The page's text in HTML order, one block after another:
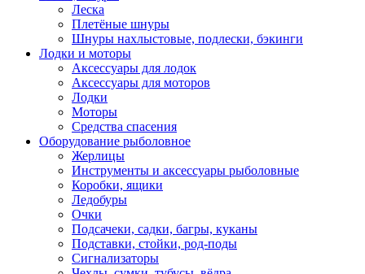
Леска
Плетёные шнуры
Шнуры нахлыстовые, подлески, бэкинги
Лодки и моторы
Аксессуары для лодок
Аксессуары для моторов
Лодки
Моторы
Средства спасения
Оборудование рыболовное
Жерлицы
Инструменты и аксессуары рыболовные
Коробки, ящики
Ледобуры
Очки
Подсачеки, садки, багры, куканы
Подставки, стойки, род-поды
Сигнализаторы